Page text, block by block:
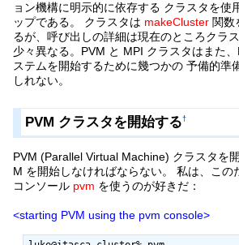
ョン機構に明示的に依存する クラスタを使
ップである。 クラスタは makeCluster 関数
るが、呼び出しの詳細は現在のところクラ
少々異なる。PVM と MPI クラスタはまた
ステムを開始するために幾つかの 予備的準
しれない。
PVM クラスタを開始する†
PVM (Parallel Virtual Machine) クラスタを
M を開始しなければならない。 私は、この
コンソール pvm を使うのが好きだ：
<starting PVM using the pvm console>